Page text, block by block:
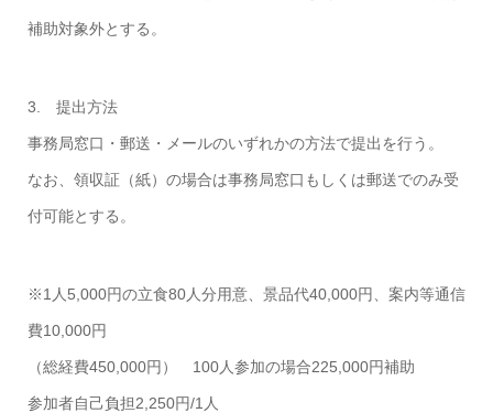
補助対象外とする。
3. 提出方法
事務局窓口・郵送・メールのいずれかの方法で提出を行う。
なお、領収証（紙）の場合は事務局窓口もしくは郵送でのみ受
付可能とする。
※1人5,000円の立食80人分用意、景品代40,000円、案内等通信
費10,000円
（総経費450,000円） 100人参加の場合225,000円補助
参加者自己負担2,250円/1人